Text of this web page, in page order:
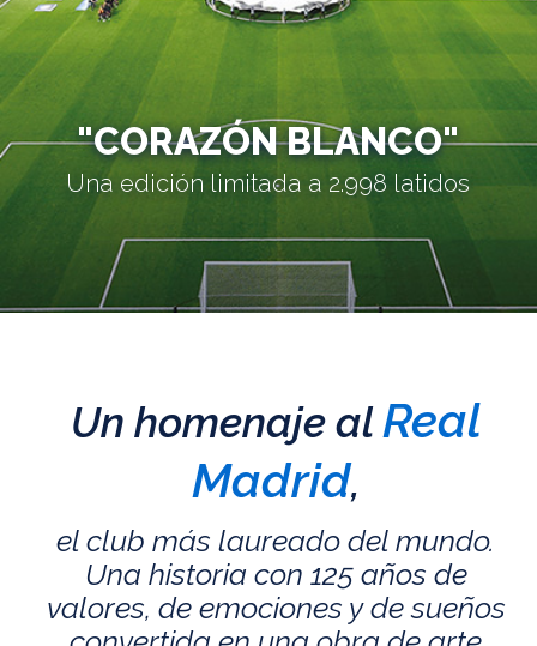
"CORAZÓN BLANCO"
Una edición limitada a 2.998 latidos
Un homenaje alReal
Madrid,
el club más laureado del mundo.
Una historia con 125 años de
valores, de emociones y de sueños